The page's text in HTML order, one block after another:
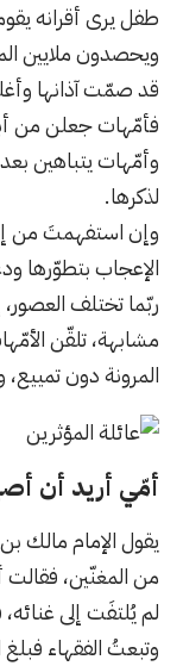
طفل يرى أقرانه
ويحصدون ملايين
قد صمّت آذانها
فأمّهات جعلن من
وأمّهات يتباهين
لذكرها.
وإن استفهمتَ من
الإعجاب بتطوّرها
ربّما تختلف
مشابهة، تلقّن
المرونة دون
أمّي أريد أن
يقول الإمام مالك
من المغنّين، فقالت
لم يُلتفَت إلى
وتبعتُ الفقهاء فبلغ